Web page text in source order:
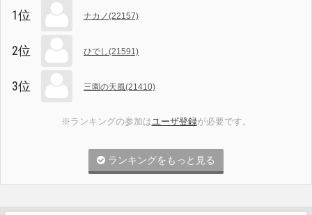
1位 ナカノ(22157)
2位 ひでし(21591)
3位 三園の天風(21410)
※ランキングの参加はユーザ登録が必要です。
ランキングをもっと見る